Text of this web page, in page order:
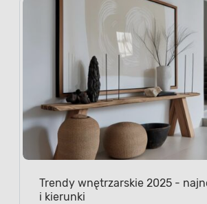
Trendy wnętrzarskie 2025 -
i kierunki